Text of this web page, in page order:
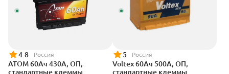
4.8 Россия
АТОМ 60Ач 430А, ОП,
стандартные клеммы
5 Россия
Voltex 60Ач 500А, ОП,
стандартные клеммы